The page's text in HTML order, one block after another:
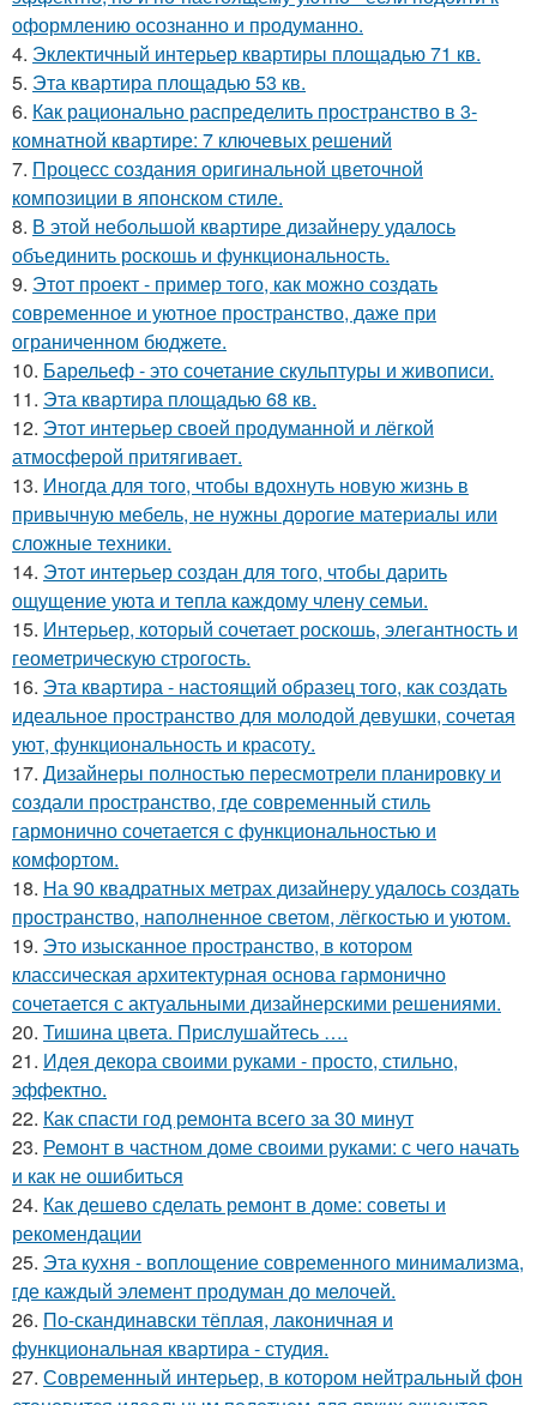
оформлению осознанно и продуманно.
4. Эклектичный интерьер квартиры площадью 71 кв.
5. Эта квартира площадью 53 кв.
6. Как рационально распределить пространство в 3-
комнатной квартире: 7 ключевых решений
7. Процесс создания оригинальной цветочной
композиции в японском стиле.
8. В этой небольшой квартире дизайнеру удалось
объединить роскошь и функциональность.
9. Этот проект - пример того, как можно создать
современное и уютное пространство, даже при
ограниченном бюджете.
10. Барельеф - это сочетание скульптуры и живописи.
11. Эта квартира площадью 68 кв.
12. Этот интерьер своей продуманной и лёгкой
атмосферой притягивает.
13. Иногда для того, чтобы вдохнуть новую жизнь в
привычную мебель, не нужны дорогие материалы или
сложные техники.
14. Этот интерьер создан для того, чтобы дарить
ощущение уюта и тепла каждому члену семьи.
15. Интерьер, который сочетает роскошь, элегантность и
геометрическую строгость.
16. Эта квартира - настоящий образец того, как создать
идеальное пространство для молодой девушки, сочетая
уют, функциональность и красоту.
17. Дизайнеры полностью пересмотрели планировку и
создали пространство, где современный стиль
гармонично сочетается с функциональностью и
комфортом.
18. На 90 квадратных метрах дизайнеру удалось создать
пространство, наполненное светом, лёгкостью и уютом.
19. Это изысканное пространство, в котором
классическая архитектурная основа гармонично
сочетается с актуальными дизайнерскими решениями.
20. Тишина цвета. Прислушайтесь ….
21. Идея декора своими руками - просто, стильно,
эффектно.
22. Как спасти год ремонта всего за 30 минут
23. Ремонт в частном доме своими руками: с чего начать
и как не ошибиться
24. Как дешево сделать ремонт в доме: советы и
рекомендации
25. Эта кухня - воплощение современного минимализма,
где каждый элемент продуман до мелочей.
26. По-скандинавски тёплая, лаконичная и
функциональная квартира - студия.
27. Современный интерьер, в котором нейтральный фон